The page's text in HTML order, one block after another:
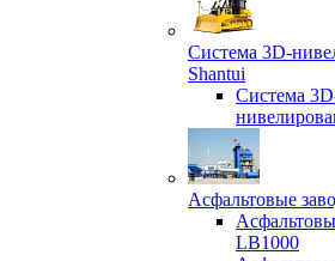
Система 3D-
Shantui
Система
Асфальтовые
LB1000